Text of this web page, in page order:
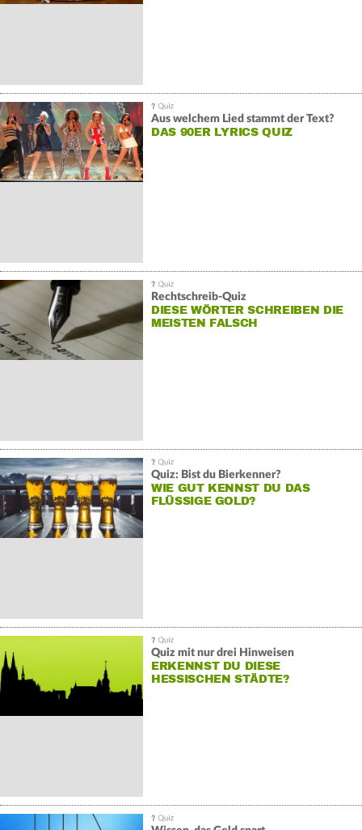
Aus welchem Lied stammt der Text?
DAS 90ER LYRICS QUIZ
Rechtschreib-Quiz
DIESE WÖRTER SCHREIBEN DIE
MEISTEN FALSCH
Quiz: Bist du Bierkenner?
WIE GUT KENNST DU DAS
FLÜSSIGE GOLD?
Quiz mit nur drei Hinweisen
ERKENNST DU DIESE
HESSISCHEN STÄDTE?